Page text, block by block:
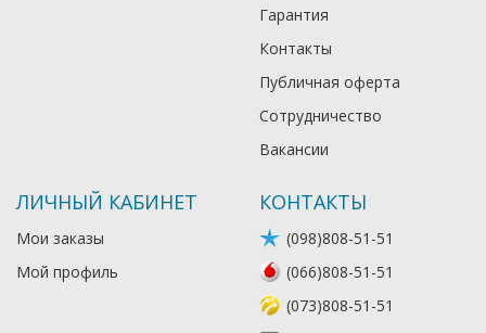
Гарантия
Контакты
Публичная оферта
Сотрудничество
Вакансии
ЛИЧНЫЙ КАБИНЕТ
Мои заказы
Мой профиль
КОНТАКТЫ
(098)808-51-51
(066)808-51-51
(073)808-51-51